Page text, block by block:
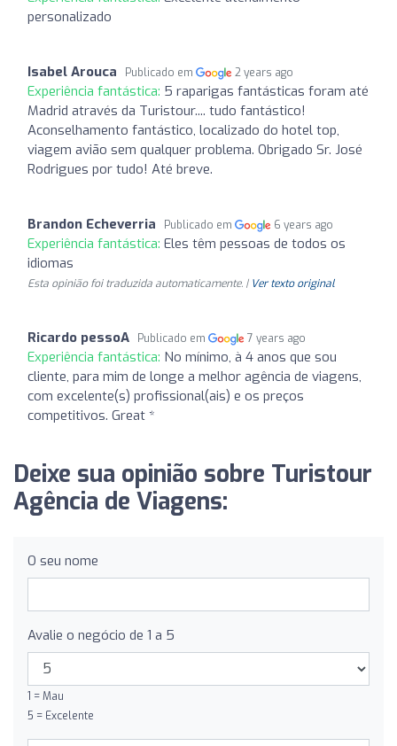
personalizado
Isabel Arouca Publicado em 2 years ago
Experiência fantástica: 5 raparigas fantásticas foram até
Madrid através da Turistour.... tudo fantástico!
Aconselhamento fantástico, localizado do hotel top,
viagem avião sem qualquer problema. Obrigado Sr. José
Rodrigues por tudo! Até breve.
Brandon Echeverria Publicado em 6 years ago
Experiência fantástica: Eles têm pessoas de todos os
idiomas
Esta opinião foi traduzida automaticamente. | Ver texto original
Ricardo pessoA Publicado em 7 years ago
Experiência fantástica: No mínimo, à 4 anos que sou
cliente, para mim de longe a melhor agência de viagens,
com excelente(s) profissional(ais) e os preços
competitivos. Great *
Deixe sua opinião sobre Turistour
Agência de Viagens:
O seu nome
Avalie o negócio de 1 a 5
1 = Mau
5 = Excelente